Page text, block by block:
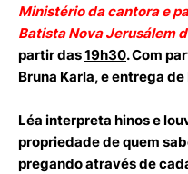
Ministério da cantora e
Batista Nova Jerusálem
partir das19h30. Com
Bruna Karla, e entrega
Léa interpreta hinos e
propriedade de quem
pregando através de